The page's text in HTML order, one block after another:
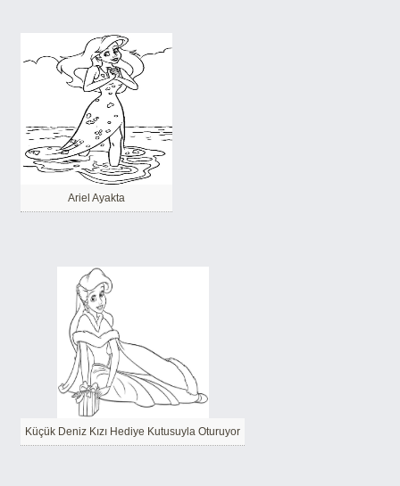
Ariel Ayakta
Küçük Deniz Kızı Hediye Kutusuyla Oturuyor